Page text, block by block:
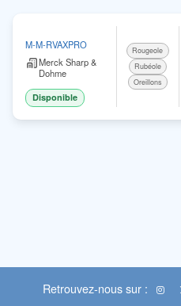
M-M-RVAXPRO
Merck Sharp &
Dohme
Disponible
Rougeole
Rubéole
Oreillons
Retrouvez-nous sur :